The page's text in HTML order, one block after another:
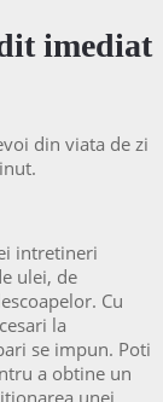
imediat
din viata de zi
intretineri
ulei, de
Cu
la
se impun. Poti
a obtine un